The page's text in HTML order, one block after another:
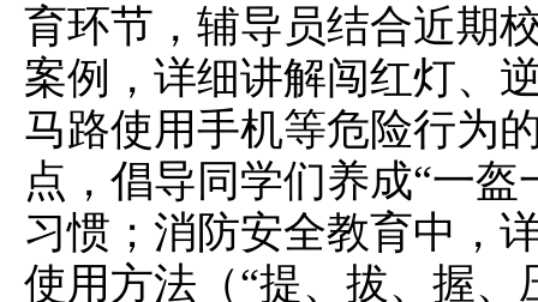
育环节，辅导员结合近期
案例，详细讲解闯红灯、
马路使用手机等危险行为
点，倡导同学们养成“一
习惯；消防安全教育中，
使用方法（“提、拔、握